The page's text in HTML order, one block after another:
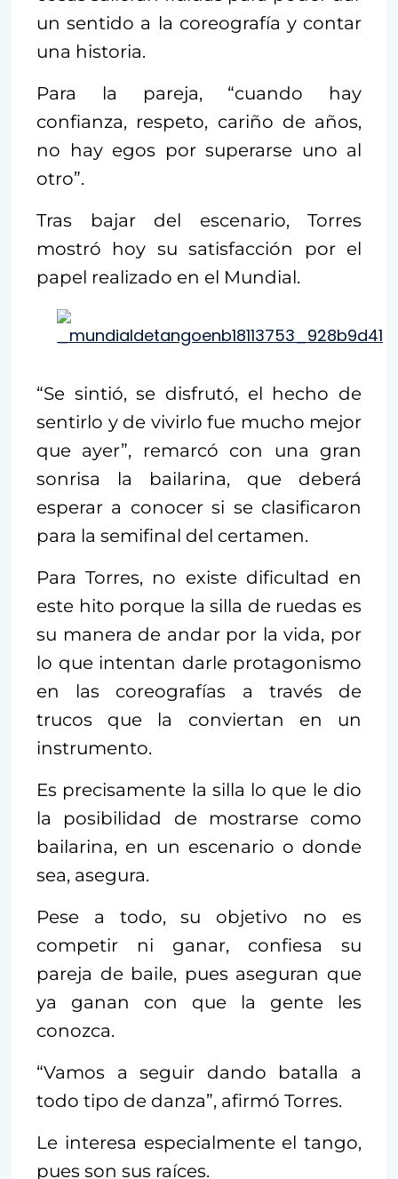
un sentido a la coreografía y contar
una historia.
Para la pareja, “cuando hay
confianza, respeto, cariño de años,
no hay egos por superarse uno al
otro”.
Tras bajar del escenario, Torres
mostró hoy su satisfacción por el
papel realizado en el Mundial.
“Se sintió, se disfrutó, el hecho de
sentirlo y de vivirlo fue mucho mejor
que ayer”, remarcó con una gran
sonrisa la bailarina, que deberá
esperar a conocer si se clasificaron
para la semifinal del certamen.
Para Torres, no existe dificultad en
este hito porque la silla de ruedas es
su manera de andar por la vida, por
lo que intentan darle protagonismo
en las coreografías a través de
trucos que la conviertan en un
instrumento.
Es precisamente la silla lo que le dio
la posibilidad de mostrarse como
bailarina, en un escenario o donde
sea, asegura.
Pese a todo, su objetivo no es
competir ni ganar, confiesa su
pareja de baile, pues aseguran que
ya ganan con que la gente les
conozca.
“Vamos a seguir dando batalla a
todo tipo de danza”, afirmó Torres.
Le interesa especialmente el tango,
pues son sus raíces.